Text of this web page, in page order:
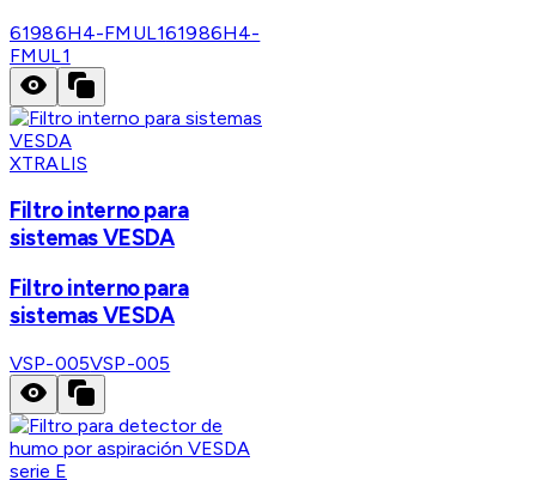
61986H4-FMUL161986H4-
FMUL1
XTRALIS
Filtro interno para
sistemas VESDA
Filtro interno para
sistemas VESDA
VSP-005VSP-005